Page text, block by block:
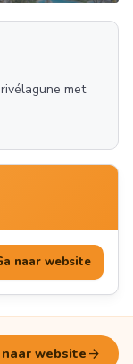
met
naar website
naar website arrow_forward